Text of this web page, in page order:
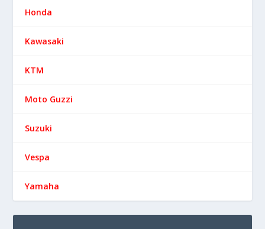
Honda
Kawasaki
KTM
Moto Guzzi
Suzuki
Vespa
Yamaha